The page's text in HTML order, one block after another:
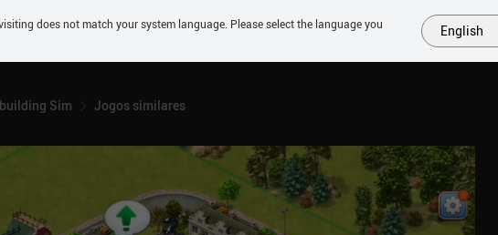
MAIS EM BREVE SIMILARES COLEÇÕES TOP
Sim Jogos similares
does not match your system language. Please select the language you
English